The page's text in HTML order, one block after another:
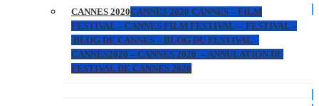
CANNES 2020CANNES 2020 CANNES – FILM
FESTIVAL – CANNES FILM FESTIVAL – FESTIVAL –
BLOG DE CANNES – BLOG DU FESTIVAL –
CANNES2020 – CANNES 2020 – ANNULATION DU
FESTIVAL DE CANNES 2020